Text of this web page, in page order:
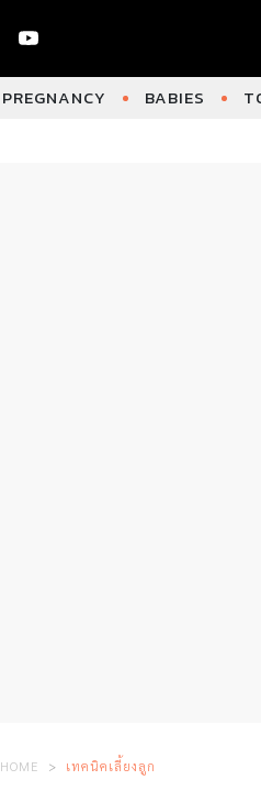
PREGNANCY BABIES
HOME เทคนิคเลี้ยงลูก